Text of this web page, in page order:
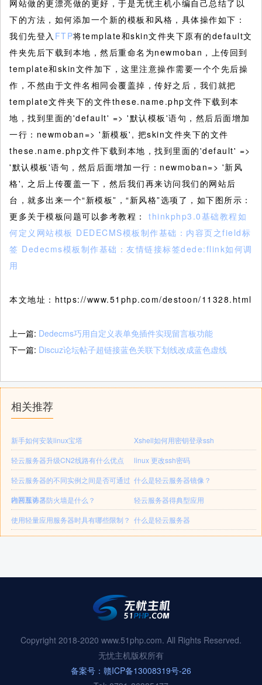
网站做的更漂亮做的更好，于是无忧主机小编自己总结了以
下的方法，如何添加一个新的模板和风格，具体操作如下：
我们先登入 FTP将template和skin文件夹下原有的default文
件夹先后下载到本地，然后重命名为newmoban，上传回到
template和skin文件加下，这里注意操作需要一个个先后操
作，不然由于文件名相同会覆盖掉，传好之后，我们就把
template文件夹下的文件these.name.php文件下载到本
地，找到里面的'default' => '默认模板'语句，然后后面增加
一行：newmoban=> '新模板', 把skin文件夹下的文件
these.name.php文件下载到本地，找到里面的'default' =>
'默认模板'语句，然后后面增加一行：newmoban=> '新风
格', 之后上传覆盖一下，然后我们再来访问我们的网站后
台，就多出来一个“新模板”，“新风格”选项了，如下图所示：
更多关于模板问题可以参考教程： thinkphp3.0基础教程如
何定义网站模板 DEDECMS模板制作基础：内容页之field标
签 Dedecms模板制作基础：友情链接标签dede:flink如何调
用
本文地址：https://www.51php.com/destoon/11328.html
上一篇: Dedecms巧用自定义表单免插件实现留言板功能
下一篇: Discuz论坛帖子超链接蓝色关联下划线改成蓝色虚线
相关推荐
新手如何安装linux宝塔
Xshell如何用密钥登录ssh
轻云服务器升级CN2线路有什么优点
linux 更改ssh密码
轻云服务器的不同实例之间是否可通过
内网互访？
什么是轻云服务器镜像？
轻云服务器防火墙是什么？
轻云服务器得典型应用
使用轻量应用服务器时具有哪些限制？ 什么是轻云服务器
Copyright 2018-2020 www.51php.com. All Rights Reserved.
无忧主机版权所有
备案号：赣ICP备13008319号-26